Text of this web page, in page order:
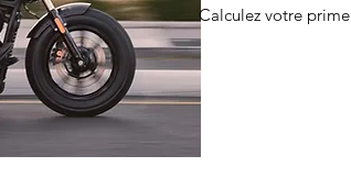
Calculez votre prime